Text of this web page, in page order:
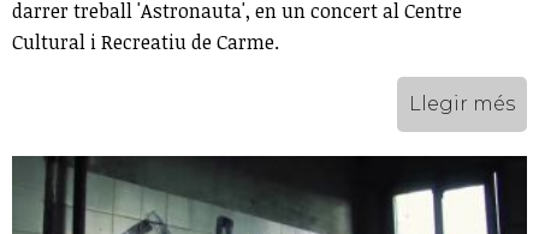
darrer treball 'Astronauta', en un concert al Centre
Cultural i Recreatiu de Carme.
Llegir més